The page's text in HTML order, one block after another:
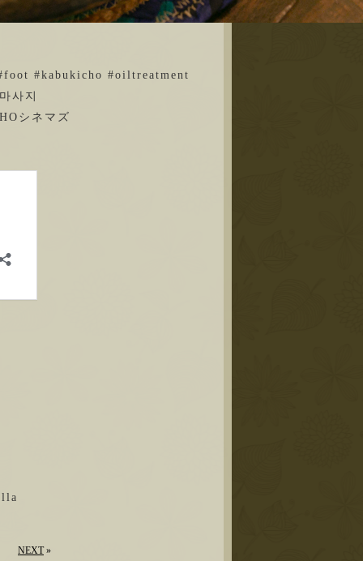
#kabukicho #oiltreatment
사지
シネマズ
NEXT»